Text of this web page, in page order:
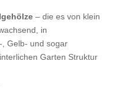
– die es von klein
in
Gelb- und sogar
Garten Struktur